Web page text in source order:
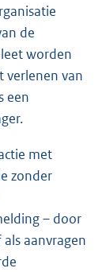
de
worden
verlenen van
een
met
zonder
– door
aanvragen